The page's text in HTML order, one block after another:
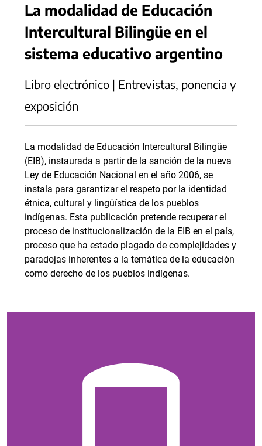
La modalidad de Educación
Intercultural Bilingüe en el
sistema educativo argentino
Libro electrónico | Entrevistas, ponencia y
exposición
La modalidad de Educación Intercultural Bilingüe
(EIB), instaurada a partir de la sanción de la nueva
Ley de Educación Nacional en el año 2006, se
instala para garantizar el respeto por la identidad
étnica, cultural y lingüística de los pueblos
indígenas. Esta publicación pretende recuperar el
proceso de institucionalización de la EIB en el país,
proceso que ha estado plagado de complejidades y
paradojas inherentes a la temática de la educación
como derecho de los pueblos indígenas.